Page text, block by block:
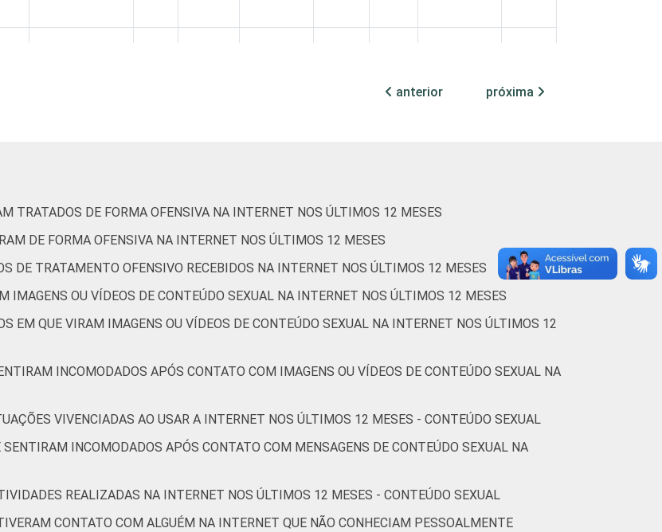
1
22 1 8 6 5 5 1
19 2 7 3 3 1 1 59
20 3 9 5 4 1 1
anterior próxima
TRATADOS DE FORMA OFENSIVA NA INTERNET NOS ÚLTIMOS 12 MESES
DE FORMA OFENSIVA NA INTERNET NOS ÚLTIMOS 12 MESES
DE TRATAMENTO OFENSIVO RECEBIDOS NA INTERNET NOS ÚLTIMOS 12 MESES
IMAGENS OU VÍDEOS DE CONTEÚDO SEXUAL NA INTERNET NOS ÚLTIMOS 12 MESES
EM QUE VIRAM IMAGENS OU VÍDEOS DE CONTEÚDO SEXUAL NA INTERNET NOS ÚLTIMOS 12
INCOMODADOS APÓS CONTATO COM IMAGENS OU VÍDEOS DE CONTEÚDO SEXUAL NA
VIVENCIADAS AO USAR A INTERNET NOS ÚLTIMOS 12 MESES - CONTEÚDO SEXUAL
INCOMODADOS APÓS CONTATO COM MENSAGENS DE CONTEÚDO SEXUAL NA
REALIZADAS NA INTERNET NOS ÚLTIMOS 12 MESES - CONTEÚDO SEXUAL
CONTATO COM ALGUÉM NA INTERNET QUE NÃO CONHECIAM PESSOALMENTE